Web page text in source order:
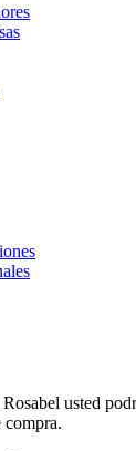
usted
compra.